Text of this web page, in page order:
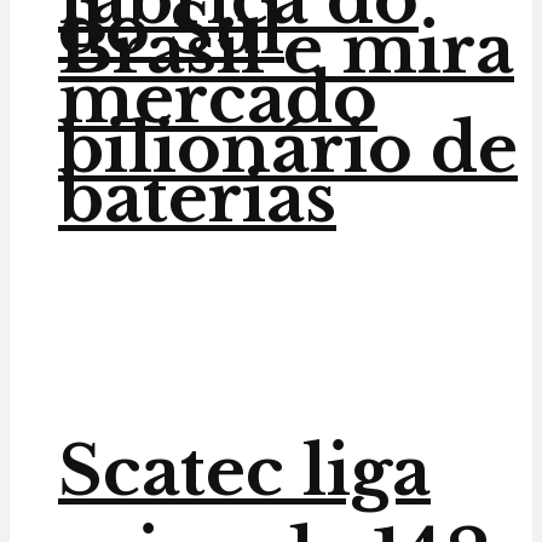
Brasil e mira
mercado
bilionário de
baterias
do Sul
Scatec liga